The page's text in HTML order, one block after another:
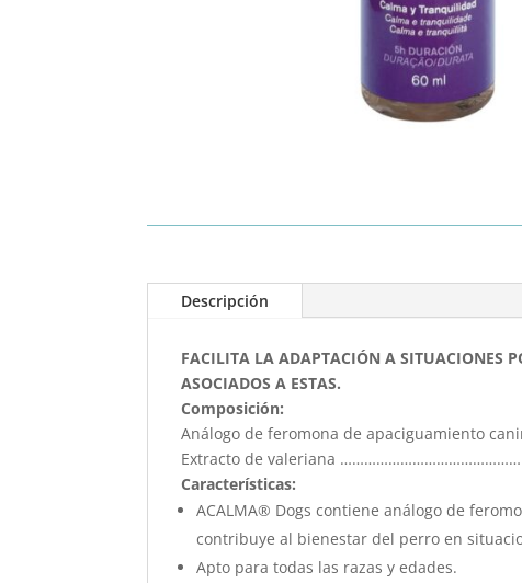
Descripción
FACILITA LA ADAPTACIÓN A SITUACIONES
ASOCIADOS A ESTAS.
Composición:
Análogo de feromona de apaciguamiento
Extracto de valeriana
Características:
ACALMA® Dogs contiene análogo de
contribuye al bienestar del perro en
Apto para todas las razas y edades.